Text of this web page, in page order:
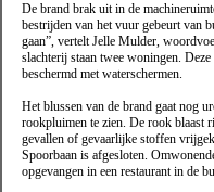
De brand brak uit in de
bestrijden van het vuur gebeurt van
gaan”, vertelt Jelle Mulder,
slachterij staan twee woningen.
beschermd met waterschermen.
Het blussen van de brand gaat nog
rookpluimen te zien. De rook blaast
gevallen of gevaarlijke stoffen
Spoorbaan is afgesloten.
opgevangen in een restaurant in de